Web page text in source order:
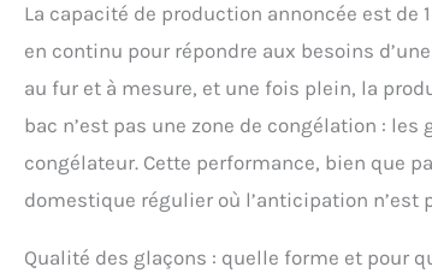
La capacité de production annoncée est
en continu pour répondre aux besoins
au fur et à mesure, et une fois plein, la
bac n’est pas une zone de congélation :
congélateur. Cette performance, bien que
domestique régulier où l’anticipation n’est
Qualité des glaçons : quelle forme et pour